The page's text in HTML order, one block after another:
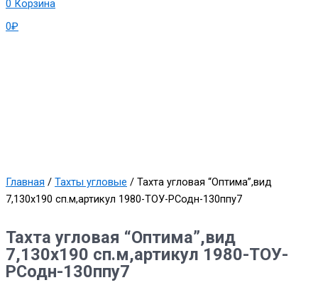
0₽
0 Корзина
Главная / Тахты угловые / Тахта угловая “Оптима”,вид
7,130х190 сп.м,артикул 1980-ТОУ-РСодн-130ппу7
Тахта угловая “Оптима”,вид
7,130х190 сп.м,артикул 1980-ТОУ-
РСодн-130ппу7